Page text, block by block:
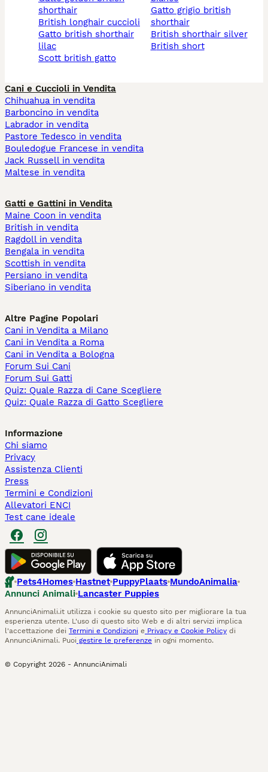
shorthair
british longhair cuccioli
gatto british shorthair
lilac
scott british gatto
gatto grigio british
shorthair
british shorthair silver
british short
Cani e Cuccioli in Vendita
Chihuahua in vendita
Barboncino in vendita
Labrador in vendita
Pastore Tedesco in vendita
Bouledogue Francese in vendita
Jack Russell in vendita
Maltese in vendita
Gatti e Gattini in Vendita
Maine Coon in vendita
British in vendita
Ragdoll in vendita
Bengala in vendita
Scottish in vendita
Persiano in vendita
Siberiano in vendita
Altre Pagine Popolari
Cani in Vendita a Milano
Cani in Vendita a Roma
Cani in Vendita a Bologna
Forum Sui Cani
Forum Sui Gatti
Quiz: Quale Razza di Cane Scegliere
Quiz: Quale Razza di Gatto Scegliere
Informazione
Chi siamo
Privacy
Assistenza Clienti
Press
Termini e Condizioni
Allevatori ENCI
Test cane ideale
Pets4Homes Hastnet PuppyPlaats MundoAnimalia
Annunci Animali Lancaster Puppies
AnnunciAnimali.it utilizza i cookie su questo sito per migliorare la tua
esperienza utente. L'uso di questo sito Web e di altri servizi implica
l'accettazione dei Termini e Condizioni e Privacy e Cookie Policy di
AnnunciAnimali. Puoi gestire le preferenze in ogni momento.
© Copyright 2026 - AnnunciAnimali